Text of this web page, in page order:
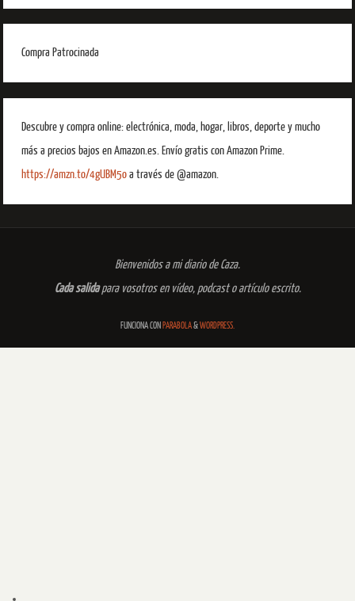
Compra Patrocinada
Descubre y compra online: electrónica, moda, hogar, libros, deporte y mucho
más a precios bajos en Amazon.es. Envío gratis con Amazon Prime.
https://amzn.to/4gUBM5oa través de @amazon.
Bienvenidos a mi diario de Caza.
Cada salidapara vosotros en vídeo, podcast o artículo escrito.
FUNCIONA CON PARABOLA&WORDPRESS.